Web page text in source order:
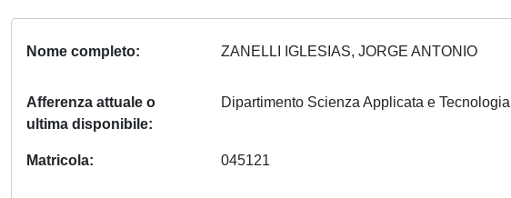
Nome completo ZANELLI IGLESIAS, JORGE ANTONIO
Afferenza attuale o
ultima disponibile
Dipartimento Scienza Applicata e Tecnologia
Matricola 045121